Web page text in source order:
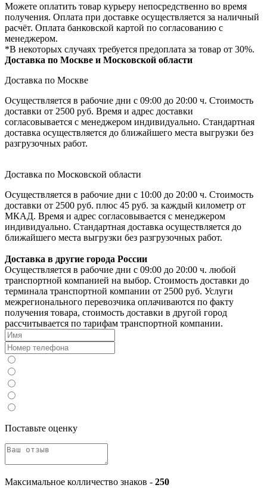
Можете оплатить товар курьеру непосредственно во время
получения. Оплата при доставке осуществляется за наличный
расчёт. Оплата банковской картой по согласованию с
менеджером.
*В некоторых случаях требуется предоплата за товар от 30%.
Доставка по Москве и Московской области
Доставка по Москве
Осуществляется в рабочие дни с 09:00 до 20:00 ч. Стоимость
доставки от 2500 руб. Время и адрес доставки
согласовывается с менеджером индивидуально. Стандартная
доставка осуществляется до ближайшего места выгрузки без
разгрузочных работ.
Доставка по Московской области
Осуществляется в рабочие дни с 10:00 до 20:00 ч. Стоимость
доставки от 2500 руб. плюс 45 руб. за каждый километр от
МКАД. Время и адрес согласовывается с менеджером
индивидуально. Стандартная доставка осуществляется до
ближайшего места выгрузки без разгрузочных работ.
Доставка в другие города России
Осуществляется в рабочие дни с 09:00 до 20:00 ч. любой
транспортной компанией на выбор. Стоимость доставки до
терминала транспортной компании от 2500 руб. Услуги
межрегионального перевозчика оплачиваются по факту
получения товара, стоимость доставки в другой город
рассчитывается по тарифам транспортной компании.
Поставьте оценку
Максимальное колличество знаков - 250